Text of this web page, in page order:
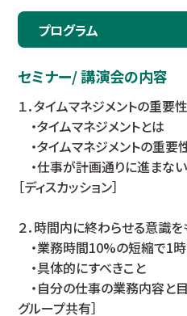
プログラム
セミナー/ 講演会の内容
１．タイムマネジメントの重要性
・タイムマネジメントとは
・タイムマネジメントの重要
・仕事が計画通りに進まな
［ディスカッション］
２．時間内に終わらせる意識を
・業務時間10%の短縮で1
・具体的にすべきこと
・自分の仕事の業務内容と
グループ共有］